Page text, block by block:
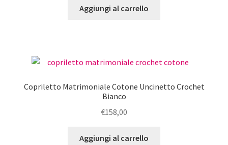
nella
originaleattuale
Aggiungi al carrello
Copriletto Matrimoniale Cotone Uncinetto Crochet
Bianco
€158,00
Aggiungi al carrello